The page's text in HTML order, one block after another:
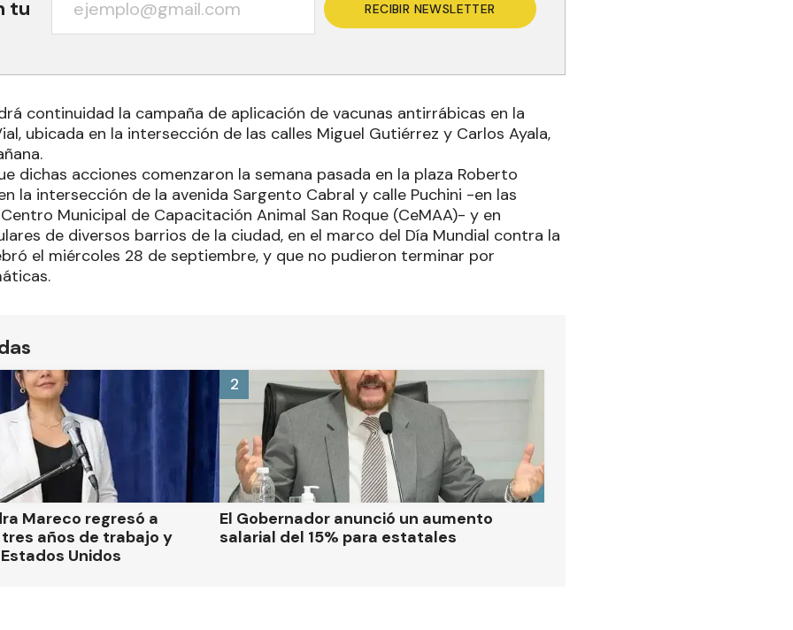
tu RECIBIR NEWSLETTER
continuidad la campaña de aplicación de vacunas antirrábicas en la
ubicada en la intersección de las calles Miguel Gutiérrez y Carlos Ayala,
dichas acciones comenzaron la semana pasada en la plaza Roberto
la intersección de la avenida Sargento Cabral y calle Puchini -en las
Municipal de Capacitación Animal San Roque (CeMAA)- y en
de diversos barrios de la ciudad, en el marco del Día Mundial contra la
el miércoles 28 de septiembre, y que no pudieron terminar por
Mareco regresó a
años de trabajo y
Unidos
El Gobernador anunció un aumento
salarial del 15% para estatales
2